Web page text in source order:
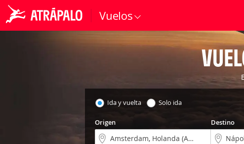
Vuelos
Ida y vuelta Solo ida
Origen Destino